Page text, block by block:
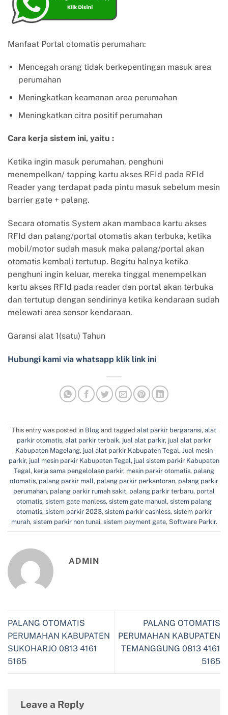
Manfaat Portal otomatis perumahan:
Mencegah orang tidak berkepentingan masuk area
perumahan
Meningkatkan keamanan area perumahan
Meningkatkan citra positif perumahan
Cara kerja sistem ini, yaitu :
Ketika ingin masuk perumahan, penghuni
menempelkan/ tapping kartu akses RFId pada RFId
Reader yang terdapat pada pintu masuk sebelum mesin
barrier gate + palang.
Secara otomatis System akan mambaca kartu akses
RFId dan palang/portal otomatis akan terbuka, ketika
mobil/motor sudah masuk maka palang/portal akan
otomatis kembali tertutup. Begitu halnya ketika
penghuni ingin keluar, mereka tinggal menempelkan
kartu akses RFId pada reader dan portal akan terbuka
dan tertutup dengan sendirinya ketika kendaraan sudah
melewati area sensor kendaraan.
Garansi alat 1(satu) Tahun
Hubungi kami via whatsapp klik link ini
This entry was posted in Blog and tagged alat parkir bergaransi, alat
parkir otomatis, alat parkir terbaik, jual alat parkir, jual alat parkir
Kabupaten Magelang, jual alat parkir Kabupaten Tegal, Jual mesin
parkir, jual mesin parkir Kabupaten Tegal, jual sistem parkir Kabupaten
Tegal, kerja sama pengelolaan parkir, mesin parkir otomatis, palang
otomatis, palang parkir mall, palang parkir perkantoran, palang parkir
perumahan, palang parkir rumah sakit, palang parkir terbaru, portal
otomatis, sistem gate manless, sistem gate manual, sistem palang
otomatis, sistem parkir 2023, sistem parkir cashless, sistem parkir
murah, sistem parkir non tunai, sistem payment gate, Software Parkir.
ADMIN
PALANG OTOMATIS
PERUMAHAN KABUPATEN
SUKOHARJO 0813 4161
5165
PALANG OTOMATIS
PERUMAHAN KABUPATEN
TEMANGGUNG 0813 4161
5165
Leave a Reply